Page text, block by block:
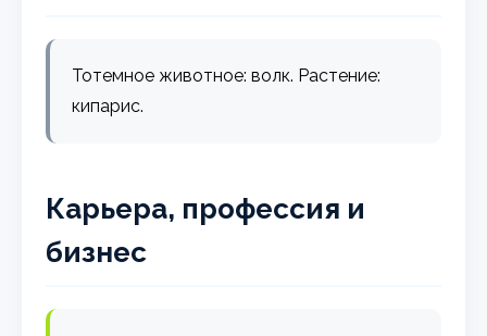
Тотемное животное: волк. Растение:
кипарис.
Карьера, профессия и
бизнес